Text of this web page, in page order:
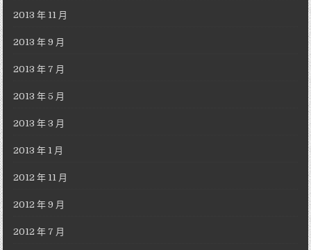
2013 年 11 月
2013 年 9 月
2013 年 7 月
2013 年 5 月
2013 年 3 月
2013 年 1 月
2012 年 11 月
2012 年 9 月
2012 年 7 月